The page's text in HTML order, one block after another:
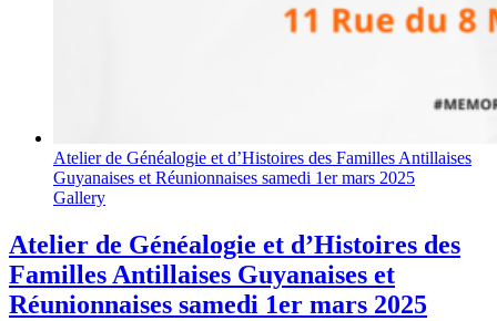
Atelier de Généalogie et d’Histoires des Familles Antillaises
Guyanaises et Réunionnaises samedi 1er mars 2025
Gallery
Atelier de Généalogie et d’Histoires des
Familles Antillaises Guyanaises et
Réunionnaises samedi 1er mars 2025